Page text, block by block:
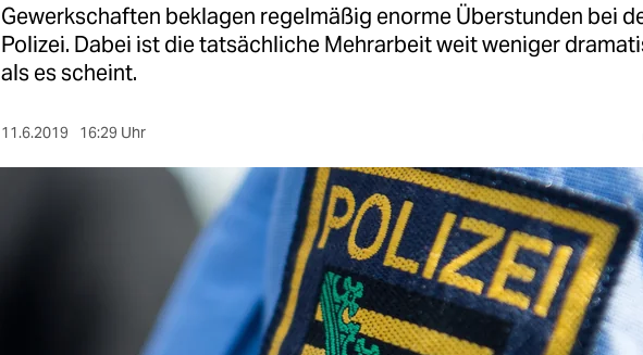
Gewerkschaften beklagen regelmäßig enorme Überstunden bei
Polizei. Dabei ist die tatsächliche Mehrarbeit weit weniger
als es scheint.
11.6.2019 16:29 Uhr